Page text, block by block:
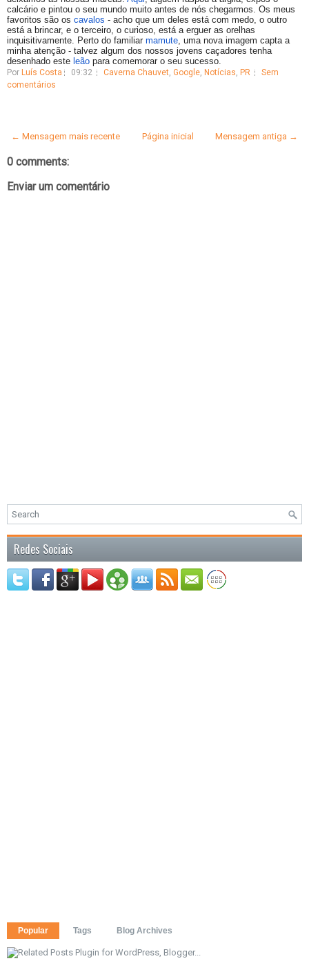
calcário e pintou o seu mundo muito antes de nós chegarmos. Os meus
favoritos são os cavalos - acho que um deles está com medo, o outro
está a brincar, e o terceiro, o curioso, está a erguer as orelhas
inquisitivamente. Perto do familiar mamute, uma nova imagem capta a
minha atenção - talvez algum dos nossos jovens caçadores tenha
desenhado este leão para comemorar o seu sucesso.
Por Luís Costa 09:32 Caverna Chauvet, Google, Notícias, PR
Sem
comentários
← Mensagem mais recente Mensagem antiga →
Página inicial
0 comments:
Enviar um comentário
Redes Sociais
Popular Tags Blog Archives